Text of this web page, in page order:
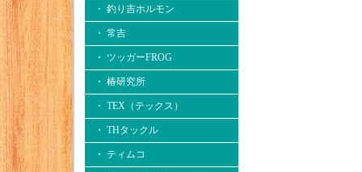
・ 釣り吉ホルモン
・ 常吉
・ ツッガーFROG
・ 椿研究所
・ TEX（テックス）
・ THタックル
・ ティムコ